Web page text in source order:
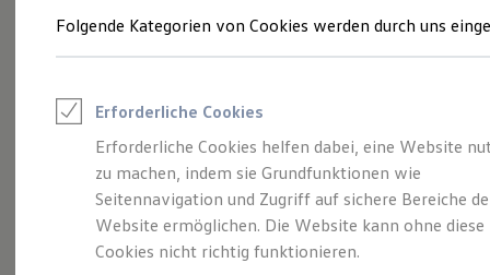
Junge Gebrauchtwagen und Gebrauchtwagen
Saisonangebote
Leasing
Leasing-Angebote
Gebrauchtwagen Leasing
Junge Gebrauchtwagen-Leasing
Elektroauto Leasing
Kleinwagen-Leasing
Leasing ohne Anzahlung
Wir sind Ihre Vetter-
Autofamilie
Folgende Kategorien von Cookies werden durch uns
Erforderliche Cookies
Erforderliche Cookies helfen dabei, eine Website
zu machen, indem sie Grundfunktionen wie
Seitennavigation und Zugriff auf sichere Bereiche
Website ermöglichen. Die Website kann ohne diese
Cookies nicht richtig funktionieren.